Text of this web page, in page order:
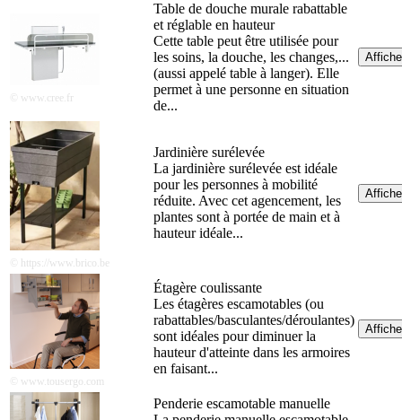
© www.cree.fr
Table de douche murale rabattable
et réglable en hauteur
Cette table peut être utilisée pour
les soins, la douche, les changes,...
(aussi appelé table à langer). Elle
permet à une personne en situation
de...
© https://www.brico.be
Jardinière surélevée
La jardinière surélevée est idéale
pour les personnes à mobilité
réduite. Avec cet agencement, les
plantes sont à portée de main et à
hauteur idéale...
© www.tousergo.com
Étagère coulissante
Les étagères escamotables (ou
rabattables/basculantes/déroulantes)
sont idéales pour diminuer la
hauteur d'atteinte dans les armoires
en faisant...
Penderie escamotable manuelle